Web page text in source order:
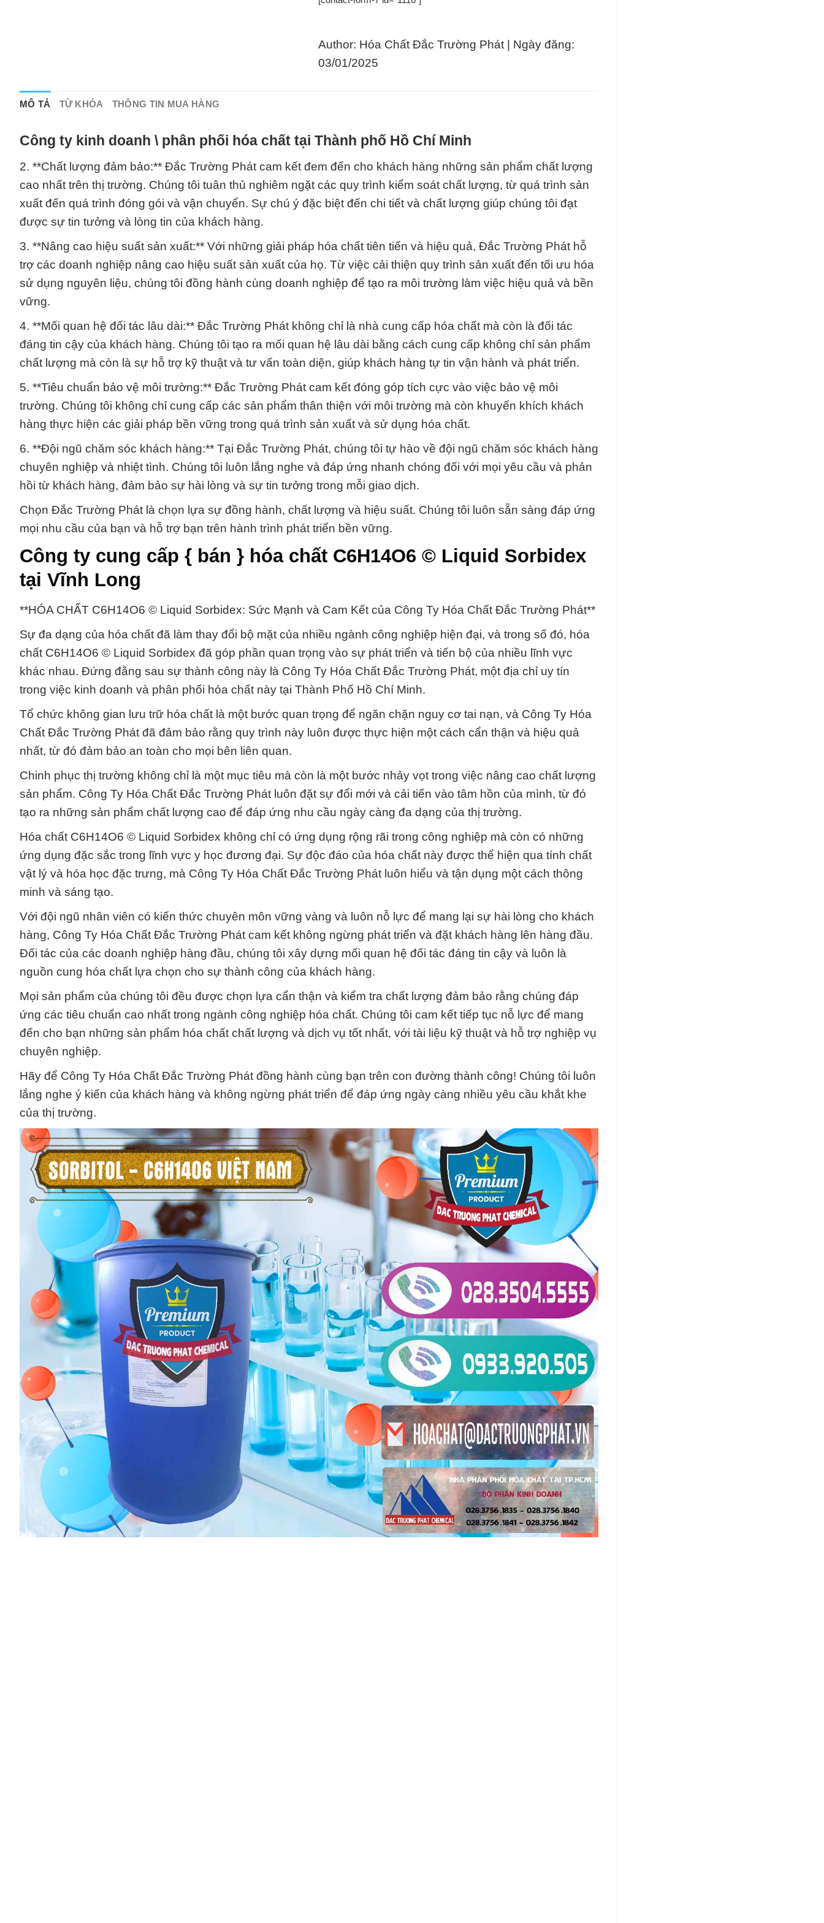
Author: Hóa Chất Đắc Trường Phát | Ngày đăng:
03/01/2025
MÔ TẢ TỪ KHÓA THÔNG TIN MUA HÀNG
Công ty kinh doanh \ phân phối hóa chất tại Thành phố Hồ Chí Minh
2. **Chất lượng đảm bảo:** Đắc Trường Phát cam kết đem đến cho khách hàng những sản phẩm chất lượng
cao nhất trên thị trường. Chúng tôi tuân thủ nghiêm ngặt các quy trình kiểm soát chất lượng, từ quá trình sản
xuất đến quá trình đóng gói và vận chuyển. Sự chú ý đặc biệt đến chi tiết và chất lượng giúp chúng tôi đạt
được sự tin tưởng và lòng tin của khách hàng.
3. **Nâng cao hiệu suất sản xuất:** Với những giải pháp hóa chất tiên tiến và hiệu quả, Đắc Trường Phát hỗ
trợ các doanh nghiệp nâng cao hiệu suất sản xuất của họ. Từ việc cải thiện quy trình sản xuất đến tối ưu hóa
sử dụng nguyên liệu, chúng tôi đồng hành cùng doanh nghiệp để tạo ra môi trường làm việc hiệu quả và bền
vững.
4. **Mối quan hệ đối tác lâu dài:** Đắc Trường Phát không chỉ là nhà cung cấp hóa chất mà còn là đối tác
đáng tin cậy của khách hàng. Chúng tôi tạo ra mối quan hệ lâu dài bằng cách cung cấp không chỉ sản phẩm
chất lượng mà còn là sự hỗ trợ kỹ thuật và tư vấn toàn diện, giúp khách hàng tự tin vận hành và phát triển.
5. **Tiêu chuẩn bảo vệ môi trường:** Đắc Trường Phát cam kết đóng góp tích cực vào việc bảo vệ môi
trường. Chúng tôi không chỉ cung cấp các sản phẩm thân thiện với môi trường mà còn khuyến khích khách
hàng thực hiện các giải pháp bền vững trong quá trình sản xuất và sử dụng hóa chất.
6. **Đội ngũ chăm sóc khách hàng:** Tại Đắc Trường Phát, chúng tôi tự hào về đội ngũ chăm sóc khách hàng
chuyên nghiệp và nhiệt tình. Chúng tôi luôn lắng nghe và đáp ứng nhanh chóng đối với mọi yêu cầu và phản
hồi từ khách hàng, đảm bảo sự hài lòng và sự tin tưởng trong mỗi giao dịch.
Chọn Đắc Trường Phát là chọn lựa sự đồng hành, chất lượng và hiệu suất. Chúng tôi luôn sẵn sàng đáp ứng
mọi nhu cầu của bạn và hỗ trợ bạn trên hành trình phát triển bền vững.
Công ty cung cấp { bán } hóa chất C6H14O6 © Liquid Sorbidex
tại Vĩnh Long
**HÓA CHẤT C6H14O6 © Liquid Sorbidex: Sức Mạnh và Cam Kết của Công Ty Hóa Chất Đắc Trường Phát**
Sự đa dạng của hóa chất đã làm thay đổi bộ mặt của nhiều ngành công nghiệp hiện đại, và trong số đó, hóa
chất C6H14O6 © Liquid Sorbidex đã góp phần quan trọng vào sự phát triển và tiến bộ của nhiều lĩnh vực
khác nhau. Đứng đằng sau sự thành công này là Công Ty Hóa Chất Đắc Trường Phát, một địa chỉ uy tín
trong việc kinh doanh và phân phối hóa chất này tại Thành Phố Hồ Chí Minh.
Tổ chức không gian lưu trữ hóa chất là một bước quan trọng để ngăn chặn nguy cơ tai nạn, và Công Ty Hóa
Chất Đắc Trường Phát đã đảm bảo rằng quy trình này luôn được thực hiện một cách cẩn thận và hiệu quả
nhất, từ đó đảm bảo an toàn cho mọi bên liên quan.
Chinh phục thị trường không chỉ là một mục tiêu mà còn là một bước nhảy vọt trong việc nâng cao chất lượng
sản phẩm. Công Ty Hóa Chất Đắc Trường Phát luôn đặt sự đổi mới và cải tiến vào tâm hồn của mình, từ đó
tạo ra những sản phẩm chất lượng cao để đáp ứng nhu cầu ngày càng đa dạng của thị trường.
Hóa chất C6H14O6 © Liquid Sorbidex không chỉ có ứng dụng rộng rãi trong công nghiệp mà còn có những
ứng dụng đặc sắc trong lĩnh vực y học đương đại. Sự độc đáo của hóa chất này được thể hiện qua tính chất
vật lý và hóa học đặc trưng, mà Công Ty Hóa Chất Đắc Trường Phát luôn hiểu và tận dụng một cách thông
minh và sáng tạo.
Với đội ngũ nhân viên có kiến thức chuyên môn vững vàng và luôn nỗ lực để mang lại sự hài lòng cho khách
hàng, Công Ty Hóa Chất Đắc Trường Phát cam kết không ngừng phát triển và đặt khách hàng lên hàng đầu.
Đối tác của các doanh nghiệp hàng đầu, chúng tôi xây dựng mối quan hệ đối tác đáng tin cậy và luôn là
nguồn cung hóa chất lựa chọn cho sự thành công của khách hàng.
Mọi sản phẩm của chúng tôi đều được chọn lựa cẩn thận và kiểm tra chất lượng đảm bảo rằng chúng đáp
ứng các tiêu chuẩn cao nhất trong ngành công nghiệp hóa chất. Chúng tôi cam kết tiếp tục nỗ lực để mang
đến cho bạn những sản phẩm hóa chất chất lượng và dịch vụ tốt nhất, với tài liệu kỹ thuật và hỗ trợ nghiệp vụ
chuyên nghiệp.
Hãy để Công Ty Hóa Chất Đắc Trường Phát đồng hành cùng bạn trên con đường thành công! Chúng tôi luôn
lắng nghe ý kiến của khách hàng và không ngừng phát triển để đáp ứng ngày càng nhiều yêu cầu khắt khe
của thị trường.